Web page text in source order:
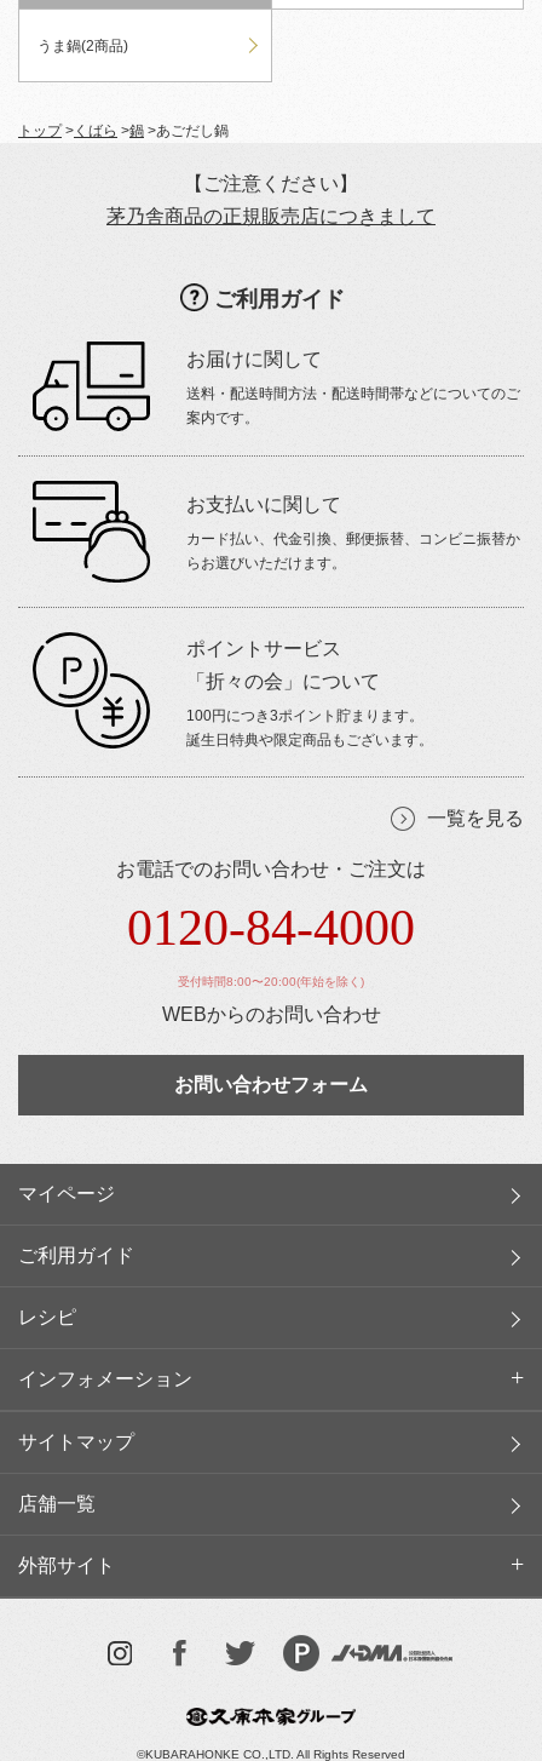
うま鍋(2商品)
トップ> くばら >鍋 >あごだし鍋
【ご注意ください】
茅乃舎商品の正規販売店につきまして
ご利用ガイド
お届けに関して
送料・配送時間方法・配送時間帯などについてのご
案内です。
お支払いに関して
カード払い、代金引換、郵便振替、コンビニ振替か
らお選びいただけます。
ポイントサービス
「折々の会」について
100円につき3ポイント貯まります。
誕生日特典や限定商品もございます。
一覧を見る
お電話でのお問い合わせ・ご注文は
0120-84-4000
受付時間8:00〜20:00(年始を除く)
WEBからのお問い合わせ
お問い合わせフォーム
マイページ
ご利用ガイド
レシピ
インフォメーション
サイトマップ
店舗一覧
外部サイト
©KUBARAHONKE CO.,LTD. All Rights Reserved